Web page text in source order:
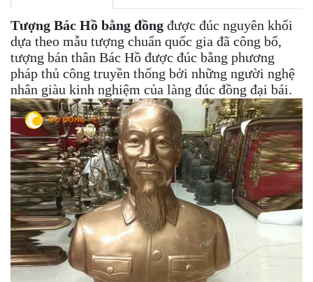
Tượng Bác Hồ bằng đồng được đúc nguyên khối
dựa theo mẫu tượng chuẩn quốc gia đã công bố,
tượng bán thân Bác Hồ được đúc bằng phương
pháp thủ công truyền thống bởi những người nghệ
nhân giàu kinh nghiệm của làng đúc đồng đại bái.